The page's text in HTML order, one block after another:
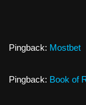
Pingback: Mostbet
Pingback: Book of